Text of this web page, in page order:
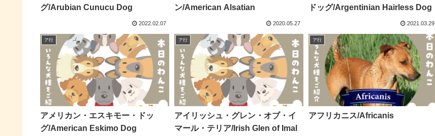
グ/Arubian Cunucu Dog
2022.02.07
ン/American Alsatian
2020.05.27
ドッグ/Argentinian Hairless Dog
2021.03.29
ア行
アメリカン・エスキモー・ドッ
グ/American Eskimo Dog
ア行
アイリッシュ・グレン・オブ・イ
マール・テリア/Irish Glen of Imal
ア行
アフリカニス/Africanis